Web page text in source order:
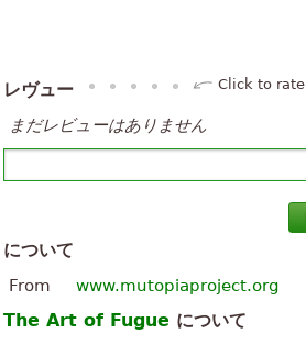
レヴュー Click to rate
まだレビューはありません
について
From www.mutopiaproject.org
The Art of Fugue について